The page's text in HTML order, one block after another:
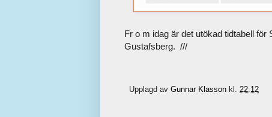
Fr o m idag är det utökad tidtabell
Gustafsberg. ///
Upplagd av Gunnar Klasson kl. 22:12